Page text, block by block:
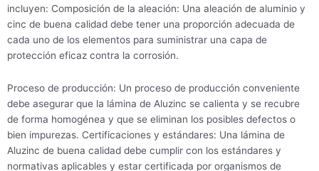
incluyen: Composición de la aleación: Una aleación de aluminio y
cinc de buena calidad debe tener una proporción adecuada de
cada uno de los elementos para suministrar una capa de
protección eficaz contra la corrosión.
Proceso de producción: Un proceso de producción conveniente
debe asegurar que la lámina de Aluzinc se calienta y se recubre
de forma homogénea y que se eliminan los posibles defectos o
bien impurezas. Certificaciones y estándares: Una lámina de
Aluzinc de buena calidad debe cumplir con los estándares y
normativas aplicables y estar certificada por organismos de